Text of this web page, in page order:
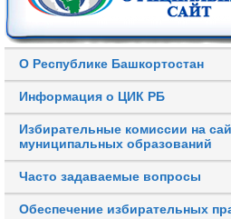
О Республике Башкортостан
Информация о ЦИК РБ
Избирательные комиссии на
муниципальных образований
Часто задаваемые вопросы
Обеспечение избирательных